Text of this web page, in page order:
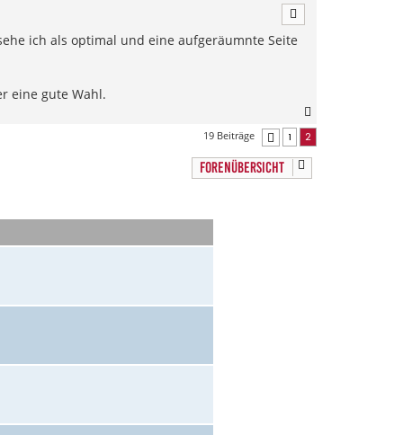
ich als optimal und eine aufgeräumnte Seite
eine gute Wahl.
a
19 Beiträge Vorherige
1 2
FORENÜBERSICHT